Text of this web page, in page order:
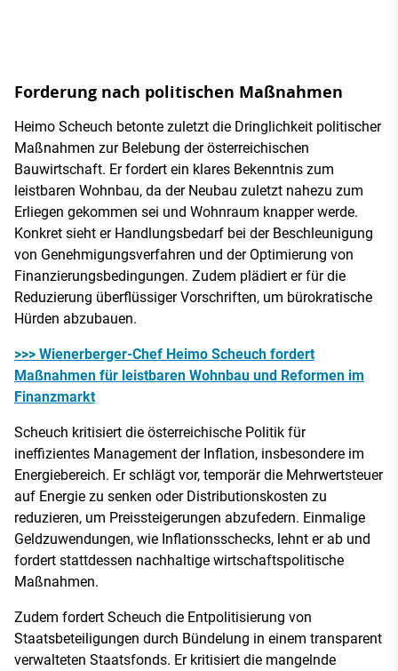
Forderung nach politischen Maßnahmen
Heimo Scheuch betonte zuletzt die Dringlichkeit politischer
Maßnahmen zur Belebung der österreichischen
Bauwirtschaft. Er fordert ein klares Bekenntnis zum
leistbaren Wohnbau, da der Neubau zuletzt nahezu zum
Erliegen gekommen sei und Wohnraum knapper werde.
Konkret sieht er Handlungsbedarf bei der Beschleunigung
von Genehmigungsverfahren und der Optimierung von
Finanzierungsbedingungen. Zudem plädiert er für die
Reduzierung überflüssiger Vorschriften, um bürokratische
Hürden abzubauen.
>>> Wienerberger-Chef Heimo Scheuch fordert
Maßnahmen für leistbaren Wohnbau und Reformen im
Finanzmarkt
Scheuch kritisiert die österreichische Politik für
ineffizientes Management der Inflation, insbesondere im
Energiebereich. Er schlägt vor, temporär die Mehrwertsteuer
auf Energie zu senken oder Distributionskosten zu
reduzieren, um Preissteigerungen abzufedern. Einmalige
Geldzuwendungen, wie Inflationsschecks, lehnt er ab und
fordert stattdessen nachhaltige wirtschaftspolitische
Maßnahmen.
Zudem fordert Scheuch die Entpolitisierung von
Staatsbeteiligungen durch Bündelung in einem transparent
verwalteten Staatsfonds. Er kritisiert die mangelnde